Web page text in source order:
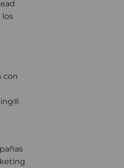
los
con